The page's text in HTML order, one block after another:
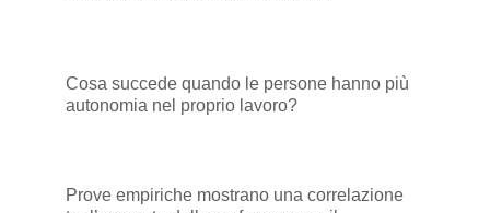
Cosa succede quando le persone hanno più
autonomia nel proprio lavoro?
Prove empiriche mostrano una correlazione